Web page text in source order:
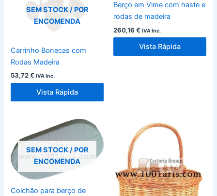
SEM STOCK / POR
ENCOMENDA
Carrinho Bonecas com
Rodas Madeira
53,72€ IVA Inc.
Vista Rápida
Berço em Vime com haste e
rodas de madeira
260,16 € IVA Inc.
Vista Rápida
SEM STOCK / POR
ENCOMENDA
Colchão para berço de